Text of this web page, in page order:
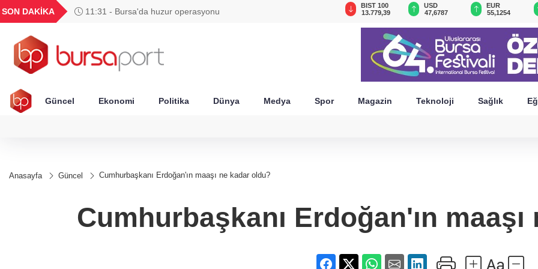
SON DAKİKA 11:31 - Bursa'da huzur operasyonu
GEL
18,2677
16,3788
27,9743
BIST 100
13.779,39
USD
47,6787
EUR
55,1254
Güncel Ekonomi Politika Dünya Medya Spor Magazin Teknoloji Sağlık
Anasayfa Güncel Cumhurbaşkanı Erdoğan'ın maaşı ne kadar oldu?
Cumhurbaşkanı Erdoğan'ın